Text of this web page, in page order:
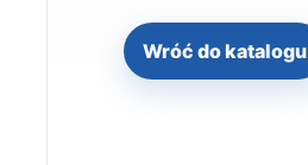
Wróć do katalogu